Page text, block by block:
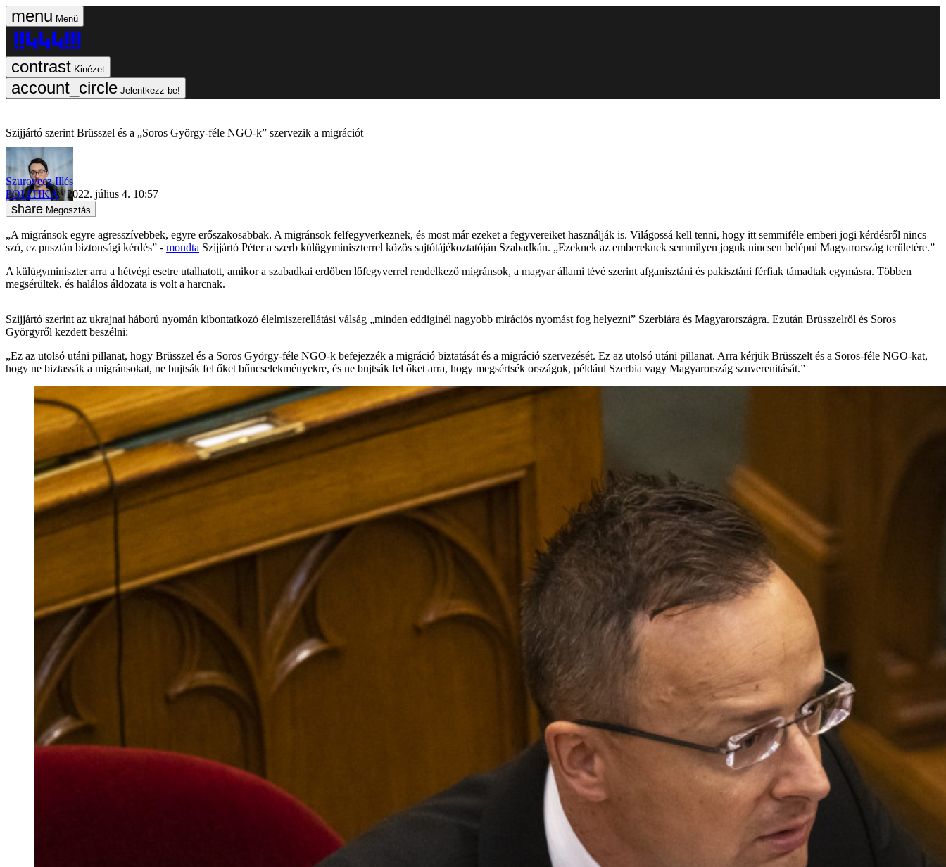
Menü
Kinézet
Jelentkezz be!
Szijjártó szerint Brüsszel és a „Soros György-féle NGO-k” szervezik a migrációt
Szurovecz Illés
POLITIKA
2022. július 4. 10:57
Megosztás
„A migránsok egyre agresszívebbek, egyre erőszakosabbak. A migránsok felfegyverkeznek, és most már ezeket a fegyvereiket használják is. Világossá kell tenni, hogy itt semmiféle emberi jogi kérdésről nincs
szó, ez pusztán biztonsági kérdés” - mondta Szijjártó Péter a szerb külügyminiszterrel közös sajtótájékoztatóján Szabadkán. „Ezeknek az embereknek semmilyen joguk nincsen belépni Magyarország területére.”
A külügyminiszter arra a hétvégi esetre utalhatott, amikor a szabadkai erdőben lőfegyverrel rendelkező migránsok, a magyar állami tévé szerint afganisztáni és pakisztáni férfiak támadtak egymásra. Többen
megsérültek, és halálos áldozata is volt a harcnak.
Szijjártó szerint az ukrajnai háború nyomán kibontatkozó élelmiszerellátási válság „minden eddiginél nagyobb mirációs nyomást fog helyezni” Szerbiára és Magyarországra. Ezután Brüsszelről és Soros
Györgyről kezdett beszélni:
„Ez az utolsó utáni pillanat, hogy Brüsszel és a Soros György-féle NGO-k befejezzék a migráció biztatását és a migráció szervezését. Ez az utolsó utáni pillanat. Arra kérjük Brüsszelt és a Soros-féle NGO-kat,
hogy ne biztassák a migránsokat, ne bujtsák fel őket bűncselekményekre, és ne bujtsák fel őket arra, hogy megsértsék országok, például Szerbia vagy Magyarország szuverenitását.”